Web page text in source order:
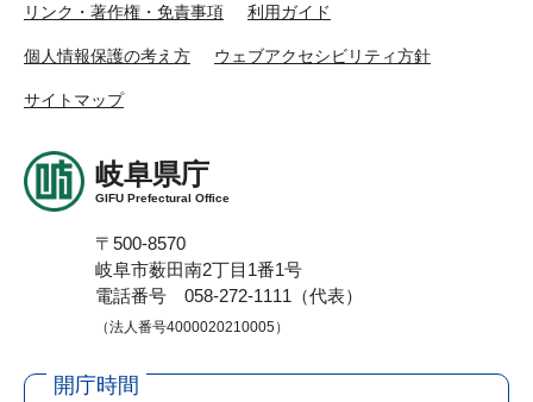
リンク・著作権・免責事項 利用ガイド
個人情報保護の考え方 ウェブアクセシビリティ方針
サイトマップ
岐阜県庁
GIFU Prefectural Office
〒500-8570
岐阜市薮田南2丁目1番1号
電話番号 058-272-1111（代表）
（法人番号4000020210005）
開庁時間